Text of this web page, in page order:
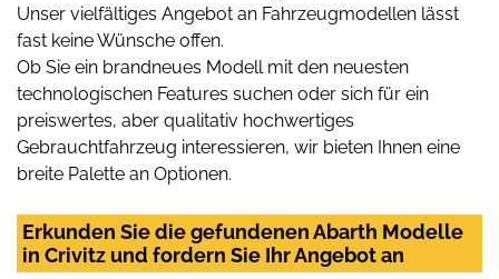
Unser vielfältiges Angebot an Fahrzeugmodellen lässt
fast keine Wünsche offen.
Ob Sie ein brandneues Modell mit den neuesten
technologischen Features suchen oder sich für ein
preiswertes, aber qualitativ hochwertiges
Gebrauchtfahrzeug interessieren, wir bieten Ihnen eine
breite Palette an Optionen.
Erkunden Sie die gefundenen Abarth Modelle
in Crivitz und fordern Sie Ihr Angebot an